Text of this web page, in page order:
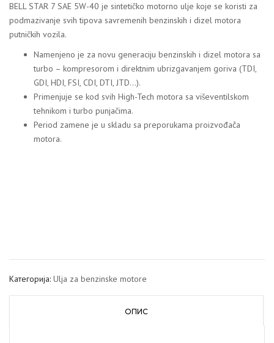
BELL STAR 7 SAE 5W-40 je sintetičko motorno ulje koje se koristi za
podmazivanje svih tipova savremenih benzinskih i dizel motora
putničkih vozila.
Namenjeno je za novu generaciju benzinskih i dizel motora sa
turbo – kompresorom i direktnim ubrizgavanjem goriva (TDI,
GDI, HDI, FSI, CDI, DTI, JTD…).
Primenjuje se kod svih High-Tech motora sa viševentilskom
tehnikom i turbo punjačima.
Period zamene je u skladu sa preporukama proizvođača
motora.
Категорија: Ulja za benzinske motore
ОПИС